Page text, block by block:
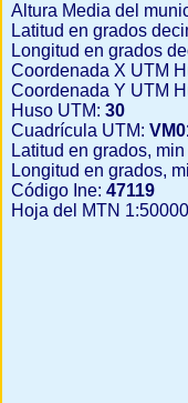
Altura Media del
Latitud en grados
Longitud en grados
Coordenada X UTM
Coordenada Y UTM
Huso UTM: 30
Cuadrícula UTM:
Latitud en grados, min
Longitud en grados,
Código Ine: 47119
Hoja del MTN